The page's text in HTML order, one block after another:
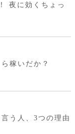
夜に効くちょっ
稼いだか？
う人、3つの理由